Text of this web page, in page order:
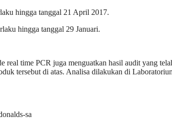
hingga tanggal 21 April 2017.
hingga tanggal 29 Januari.
real time PCR juga menguatkan hasil audit yang
tersebut di atas. Analisa dilakukan di
sa